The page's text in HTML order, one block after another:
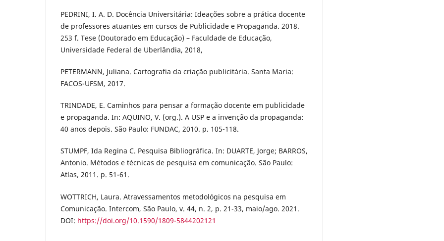
PEDRINI, I. A. D. Docência Universitária: Ideações sobre a prática docente
de professores atuantes em cursos de Publicidade e Propaganda. 2018.
253 f. Tese (Doutorado em Educação) – Faculdade de Educação,
Universidade Federal de Uberlândia, 2018,
PETERMANN, Juliana. Cartografia da criação publicitária. Santa Maria:
FACOS-UFSM, 2017.
TRINDADE, E. Caminhos para pensar a formação docente em publicidade
e propaganda. In: AQUINO, V. (org.). A USP e a invenção da propaganda:
40 anos depois. São Paulo: FUNDAC, 2010. p. 105-118.
STUMPF, Ida Regina C. Pesquisa Bibliográfica. In: DUARTE, Jorge; BARROS,
Antonio. Métodos e técnicas de pesquisa em comunicação. São Paulo:
Atlas, 2011. p. 51-61.
WOTTRICH, Laura. Atravessamentos metodológicos na pesquisa em
Comunicação. Intercom, São Paulo, v. 44, n. 2, p. 21-33, maio/ago. 2021.
DOI: https://doi.org/10.1590/1809-5844202121